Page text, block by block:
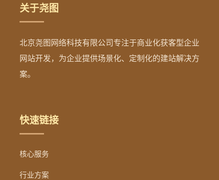
关于尧图
北京尧图网络科技有限公司专注于商业化获客型企业
网站开发，为企业提供场景化、定制化的建站解决方
案。
快速链接
核心服务
行业方案